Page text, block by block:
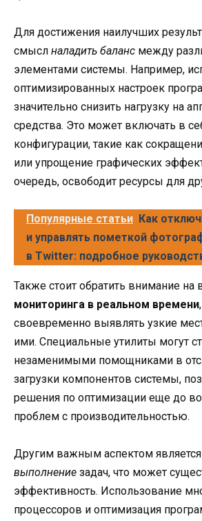
Для достижения наилучших
смысл наладить баланс между
элементами системы. Например,
оптимизированных настроек
значительно снизить нагрузку на
средства. Это может включать в
конфигурации, такие как
или упрощение графических
очередь, освободит ресурсы для
Популярные статьи Как
и управлять пометкой
в Twitter: подробное
Также стоит обратить внимание на
мониторинга в реальном времени
своевременно выявлять узкие
ими. Специальные утилиты могут
незаменимыми помощниками в
загрузки компонентов системы,
решения по оптимизации еще до
проблем с производительностью.
Другим важным аспектом является
выполнение задач, что может
эффективность. Использование
процессоров и оптимизация